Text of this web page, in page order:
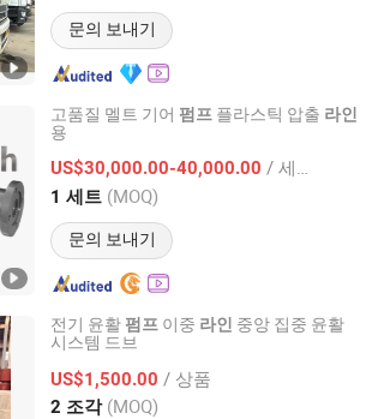
문의 보내기
고품질 멜트 기어 펌프 플라스틱 압출 라인
용
US$30,000.00-40,000.00 / 세트
1 세트 (MOQ)
문의 보내기
Co., Ltd.
이후 2014
전기 윤활 펌프 이중 라인 중앙 집중 윤활
시스템 드브
US$1,500.00 / 상품
2 조각 (MOQ)
Equipment Co., Ltd.
이후 2020